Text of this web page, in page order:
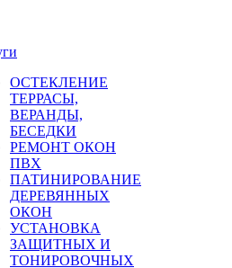
ОСТЕКЛЕНИЕ
ТЕРРАСЫ,
ВЕРАНДЫ,
БЕСЕДКИ
РЕМОНТ ОКОН
ПВХ
ПАТИНИРОВАНИЕ
ДЕРЕВЯННЫХ
ОКОН
УСТАНОВКА
ЗАЩИТНЫХ И
ТОНИРОВОЧНЫХ